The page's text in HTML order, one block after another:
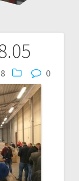
0